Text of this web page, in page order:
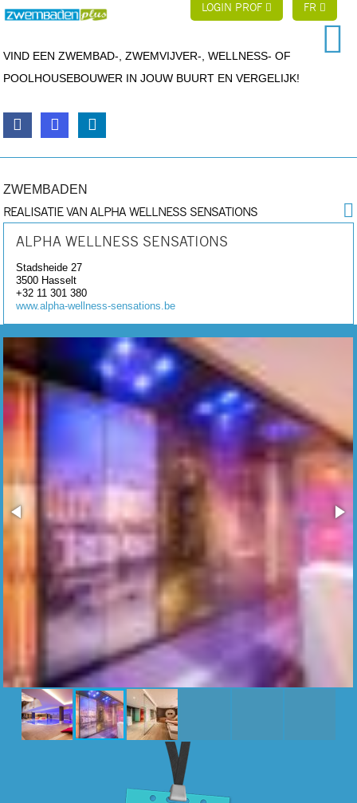
LOGIN PROF FR
VIND EEN ZWEMBAD-, ZWEMVIJVER-, WELLNESS- OF
POOLHOUSEBOUWER IN JOUW BUURT EN VERGELIJK!
ZWEMBADEN
REALISATIE VAN ALPHA WELLNESS SENSATIONS
ALPHA WELLNESS SENSATIONS
Stadsheide 27
3500 Hasselt
+32 11 301 380
www.alpha-wellness-sensations.be